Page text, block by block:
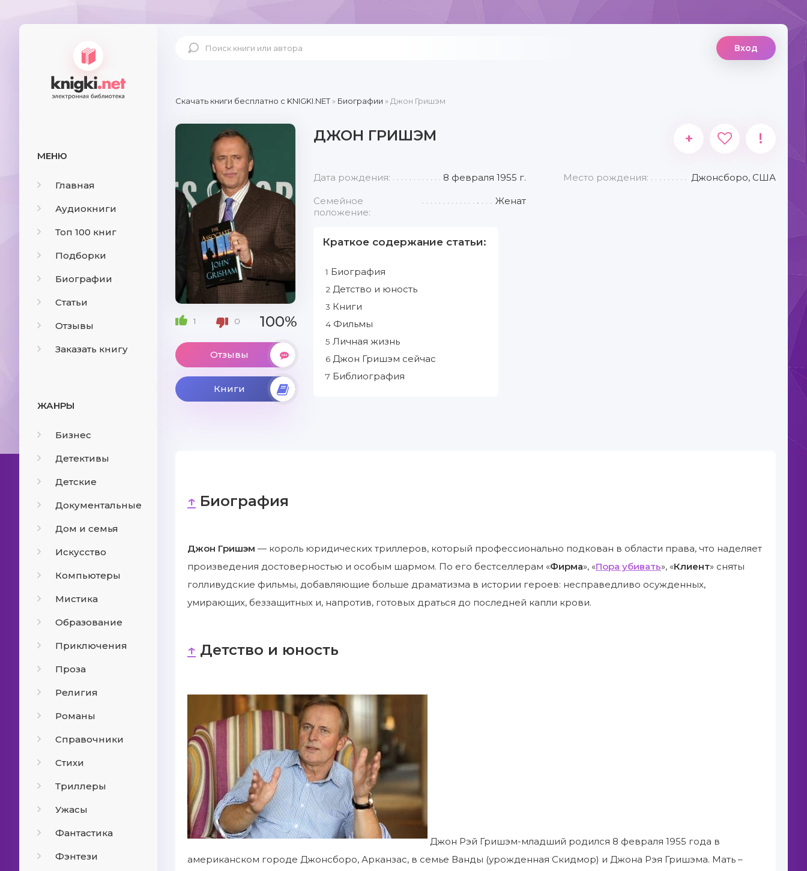
МЕНЮ
Главная
Аудиокниги
Топ 100 книг
Подборки
Биографии
Статьи
Отзывы
Заказать книгу
ЖАНРЫ
Бизнес
Детективы
Детские
Документальные
Дом и семья
Искусство
Компьютеры
Мистика
Образование
Приключения
Проза
Религия
Романы
Справочники
Стихи
Триллеры
Ужасы
Фантастика
Фэнтези
Вход
Скачать книги бесплатно c KNIGKI.NET» Биографии » Джон Гришэм
1 0 100%
Отзывы
Книги
ДЖОН ГРИШЭМ + !
Дата рождения: 8 февраля 1955 г. Место рождения: Джонсборо, США
Семейное
положение:
Женат
Краткое содержание статьи:
1 Биография
2 Детство и юность
3 Книги
4 Фильмы
5 Личная жизнь
6 Джон Гришэм сейчас
7 Библиография
↑ Биография
Джон Гришэм — король юридических триллеров, который профессионально подкован в области права, что наделяет
произведения достоверностью и особым шармом. По его бестселлерам «Фирма», «Пора убивать», «Клиент» сняты
голливудские фильмы, добавляющие больше драматизма в истории героев: несправедливо осужденных,
умирающих, беззащитных и, напротив, готовых драться до последней капли крови.
↑ Детство и юность
Джон Рэй Гришэм-младший родился 8 февраля 1955 года в
американском городе Джонсборо, Арканзас, в семье Ванды (урожденная Скидмор) и Джона Рэя Гришэма. Мать –